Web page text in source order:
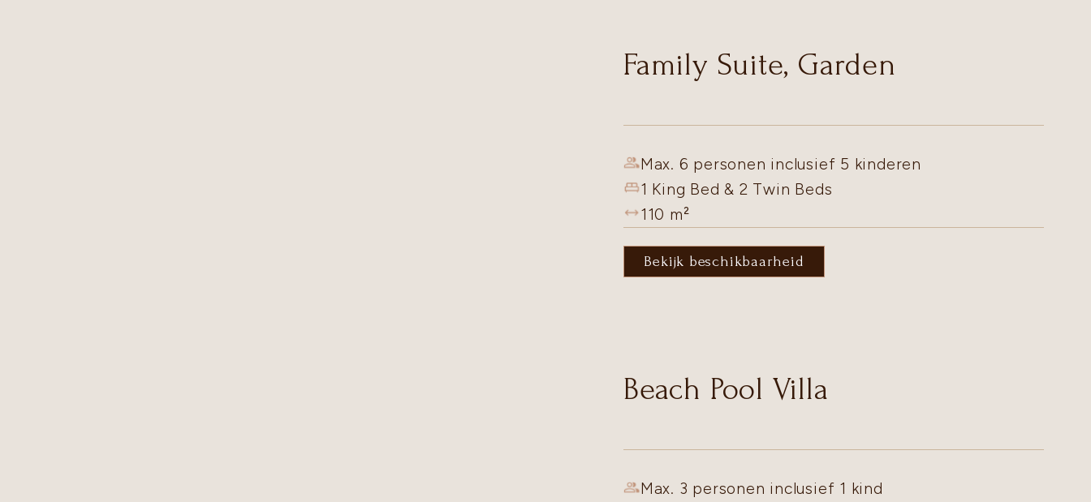
Family Suite, Garden
Max. 6 personen inclusief 5 kinderen
1 King Bed & 2 Twin Beds
110 m²
Bekijk beschikbaarheid
Beach Pool Villa
Max. 3 personen inclusief 1 kind